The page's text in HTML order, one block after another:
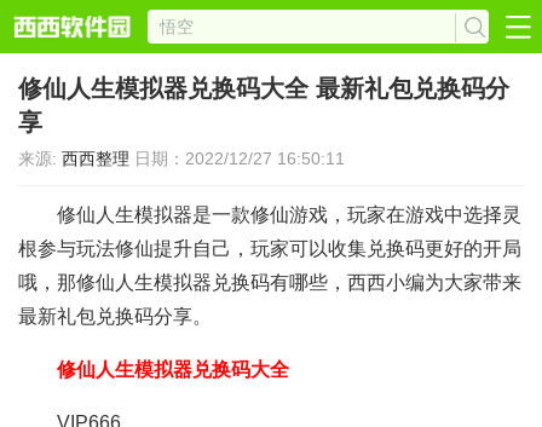
修仙人生模拟器兑换码大全 最新礼包兑换码分
享
来源: 西西整理 日期：2022/12/27 16:50:11
修仙人生模拟器是一款修仙游戏，玩家在游戏中选择灵
根参与玩法修仙提升自己，玩家可以收集兑换码更好的开局
哦，那修仙人生模拟器兑换码有哪些，西西小编为大家带来
最新礼包兑换码分享。
修仙人生模拟器兑换码大全
VIP666